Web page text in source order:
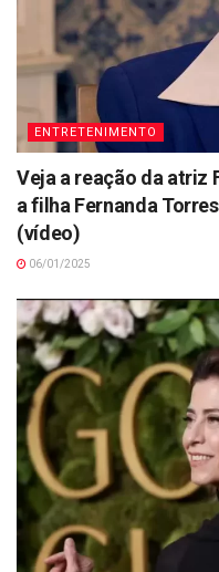
ENTRETENIMENTO
Veja a reação da atriz
a filha Fernanda
(vídeo)
06/01/2025